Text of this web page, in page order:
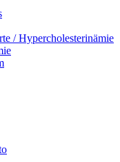
/ Hypercholesterinämie